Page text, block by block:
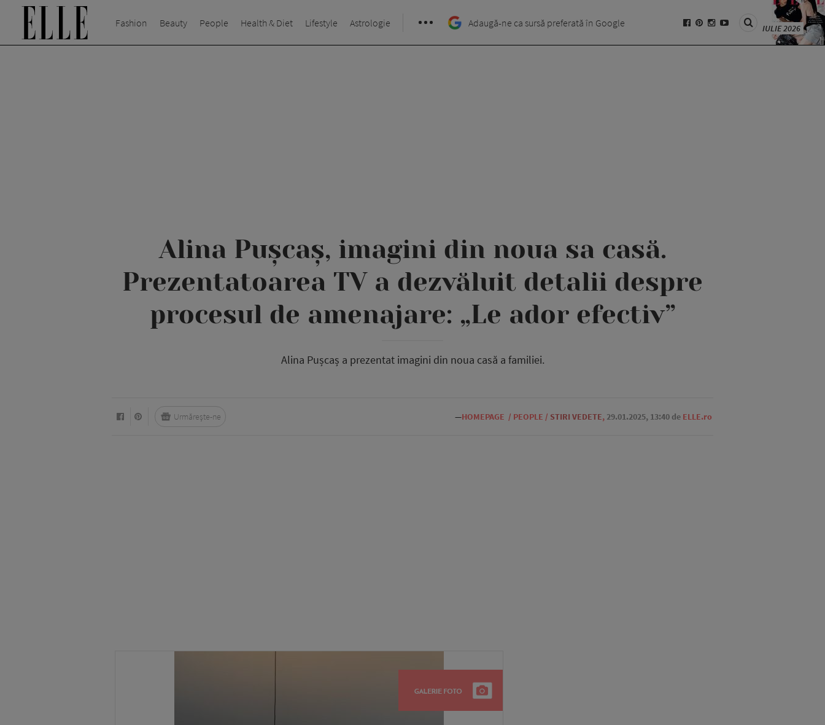
Fashion Beauty People Health & Diet Lifestyle Astrologie Adaugă-ne ca sursă preferată în Google IULIE 2026
Alina Pușcaș, imagini din noua sa casă.
Prezentatoarea TV a dezvăluit detalii despre
procesul de amenajare: „Le ador efectiv”
Alina Pușcaș a prezentat imagini din noua casă a familiei.
—HOMEPAGE / PEOPLE / STIRI VEDETE, 29.01.2025, 13:40 de ELLE.ro
Urmărește-ne